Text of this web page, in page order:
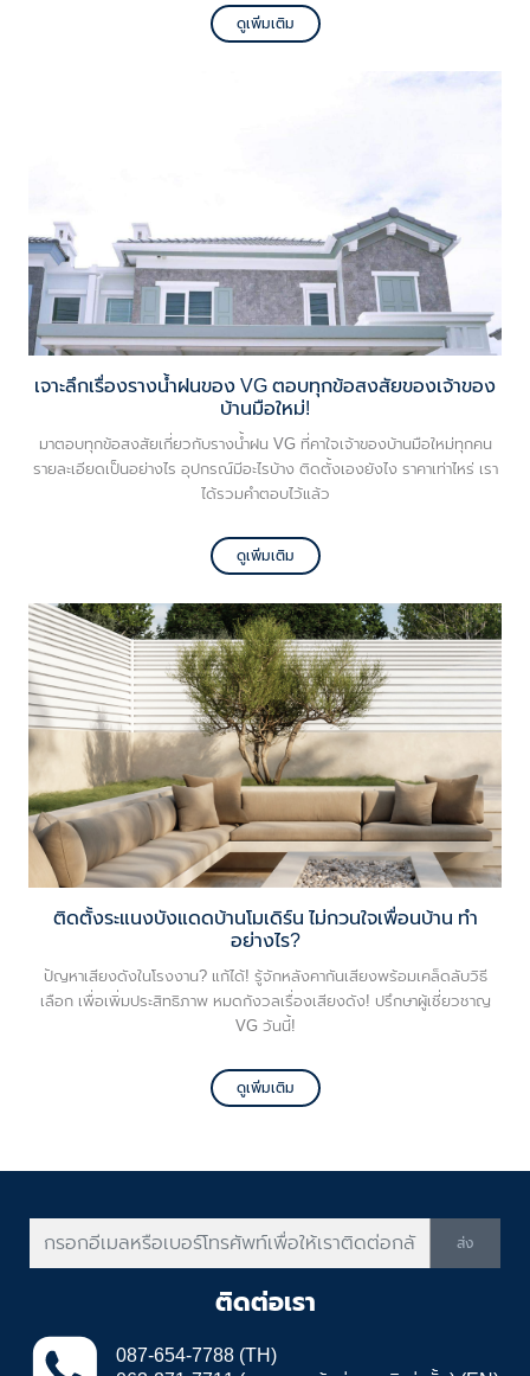
หลอดไฟแบบไหนดี เรามีเทคนิคในการเลือกซื้อหลอดไฟแบบเข้าใจง่ายมา
แนะนำกันค่ะ
ดูเพิ่มเติม
เจาะลึกเรื่องรางน้ำฝนของ VG ตอบทุกข้อสงสัยของเจ้าของ
บ้านมือใหม่!
มาตอบทุกข้อสงสัยเกี่ยวกับรางน้ำฝน VG ที่คาใจเจ้าของบ้านมือใหม่ทุกคน
รายละเอียดเป็นอย่างไร อุปกรณ์มีอะไรบ้าง ติดตั้งเองยังไง ราคาเท่าไหร่ เรา
ได้รวมคำตอบไว้แล้ว
ดูเพิ่มเติม
ติดตั้งระแนงบังแดดบ้านโมเดิร์น ไม่กวนใจเพื่อนบ้าน ทำ
อย่างไร?
ปัญหาเสียงดังในโรงงาน? แก้ได้! รู้จักหลังคากันเสียงพร้อมเคล็ดลับวิธี
เลือก เพื่อเพิ่มประสิทธิภาพ หมดกังวลเรื่องเสียงดัง! ปรึกษาผู้เชี่ยวชาญ
VG วันนี้!
ดูเพิ่มเติม
ส่ง
ติดต่อเรา
087-654-7788 (TH)